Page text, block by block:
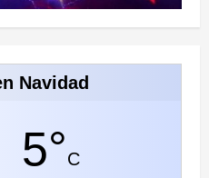
Navidad
5°C